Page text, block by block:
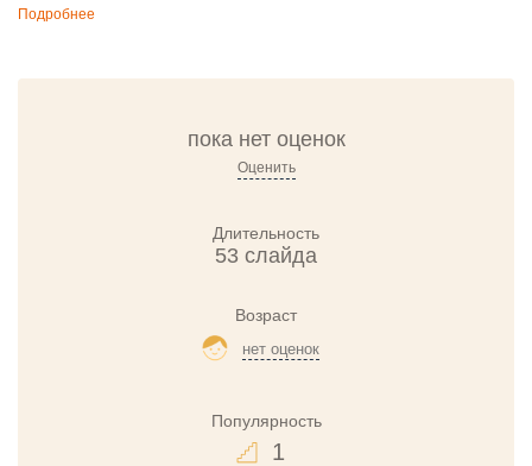
Подробнее
пока нет оценок
Оценить
Длительность
53 слайда
Возраст
нет оценок
Популярность
1